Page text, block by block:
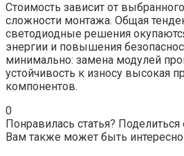
Стоимость зависит от
сложности монтажа. Общая
светодиодные решения
энергии и повышения
минимально: замена модулей
устойчивость к износу высокая
компонентов.
0
Понравилась статья? Поделиться
Вам также может быть интересно